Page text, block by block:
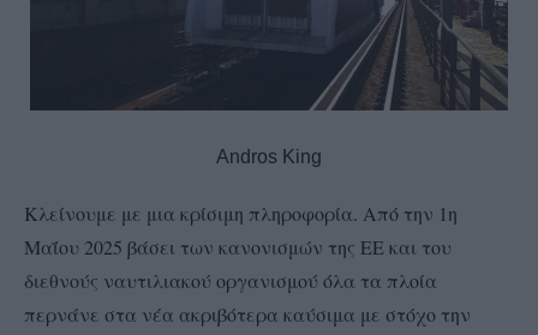
Andros King
Κλείνουμε με μια κρίσιμη πληροφορία. Από την 1η
Μαΐου 2025 βάσει των κανονισμών της ΕΕ και του
διεθνούς ναυτιλιακού οργανισμού όλα τα πλοία
περνάνε στα νέα ακριβότερα καύσιμα με στόχο την